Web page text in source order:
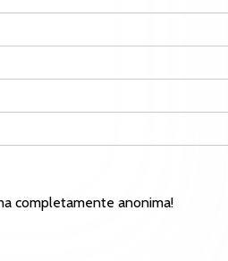
completamente anonima!